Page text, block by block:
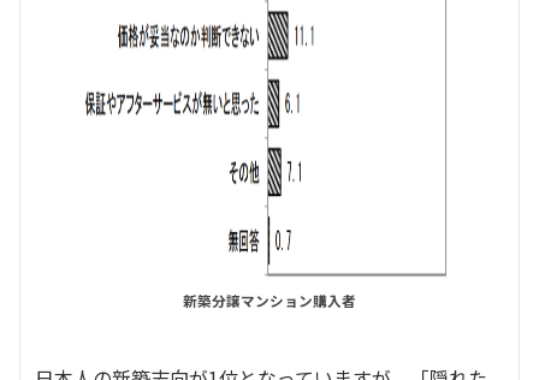
新築分譲マンション購入者